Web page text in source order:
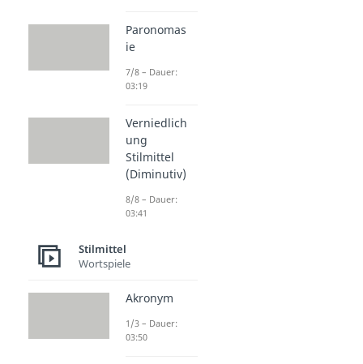
Paronomas
ie
7/8 – Dauer:
03:19
Verniedlich
ung
Stilmittel
(Diminutiv)
8/8 – Dauer:
03:41
Stilmittel
Wortspiele
Akronym
1/3 – Dauer:
03:50